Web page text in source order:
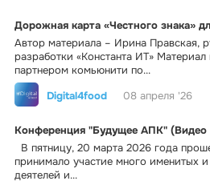
Дорожная карта «Честного знака»
Автор материала – Ирина Правская,
разработки «Константа ИТ»
партнером комьюнити по...
Digital4food
08 апреля '26
Конференция "Будущее АПК" (Видео
В пятницу, 20 марта 2026 года
принимало участие много именитых
деятелей и...